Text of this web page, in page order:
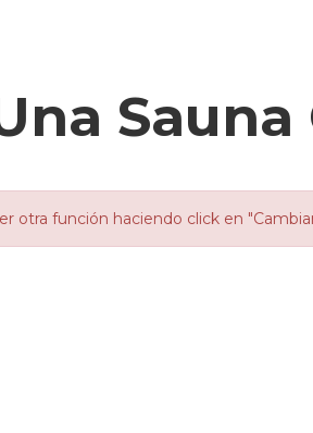
Sauna
otra función haciendo click en